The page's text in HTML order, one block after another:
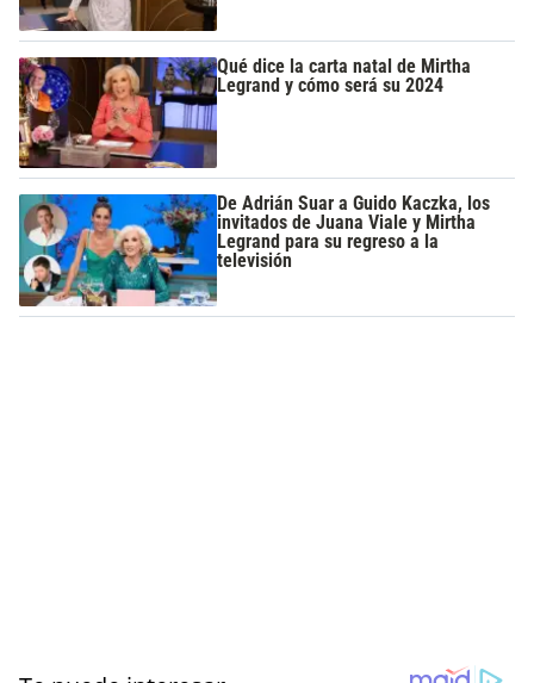
Qué dice la carta natal de Mirtha
Legrand y cómo será su 2024
De Adrián Suar a Guido Kaczka, los
invitados de Juana Viale y Mirtha
Legrand para su regreso a la
televisión